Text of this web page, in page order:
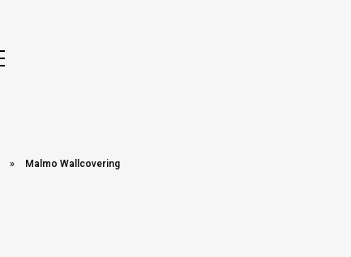
» Malmo Wallcovering